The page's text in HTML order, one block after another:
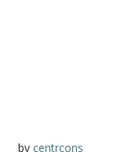
bycentrcons